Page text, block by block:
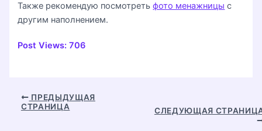
Также рекомендую посмотретьфото менажницы с
другим наполнением.
Post Views: 706
Навигация
ПРЕДЫДУЩАЯ
СТРАНИЦА
СЛЕДУЮЩАЯ